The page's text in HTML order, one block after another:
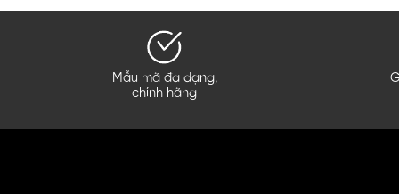
dụng và dung dịch vệ sinh phù hợp, đảm bảo loại bỏ
chất lượng và độ bền của skin sau khi dán. Bề mặt
Mẫu mã đa dạng,
chính hãng